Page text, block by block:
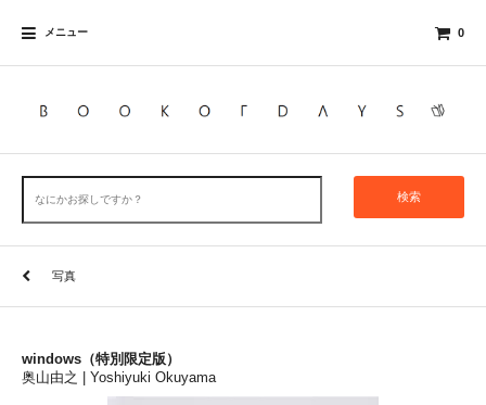
メニュー 0
検索
写真
windows（特別限定版）
奥山由之 | Yoshiyuki Okuyama